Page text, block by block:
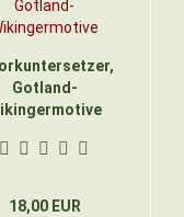
Gotland-
18,00 EUR